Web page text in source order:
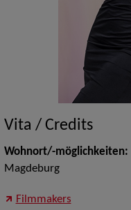
Vita / Credits
Wohnort/-möglichkeiten:
Magdeburg
Filmmakers